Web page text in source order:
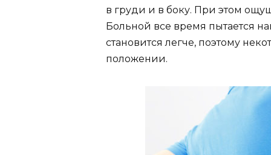
в груди и в боку. При этом
Больной все время пытается
становится легче, поэтому
положении.